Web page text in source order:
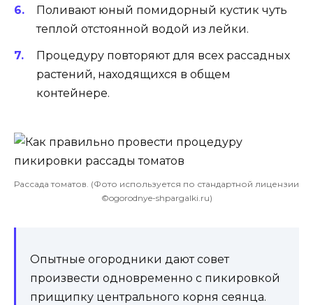
Поливают юный помидорный кустик чуть
теплой отстоянной водой из лейки.
Процедуру повторяют для всех рассадных
растений, находящихся в общем
контейнере.
Рассада томатов. (Фото используется по стандартной лицензии
©ogorodnye-shpargalki.ru)
Опытные огородники дают совет
произвести одновременно с пикировкой
прищипку центрального корня сеянца.